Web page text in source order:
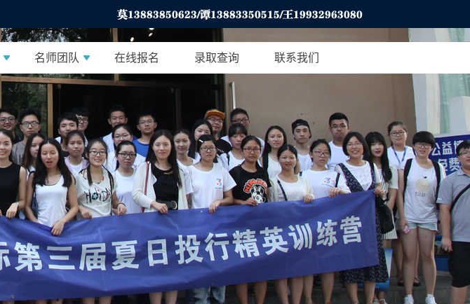
名师团队 在线报名 录取查询 联系我们